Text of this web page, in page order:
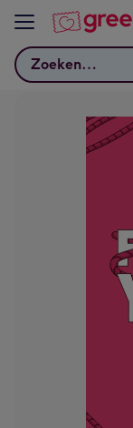
Bekijk meer
Zoeken